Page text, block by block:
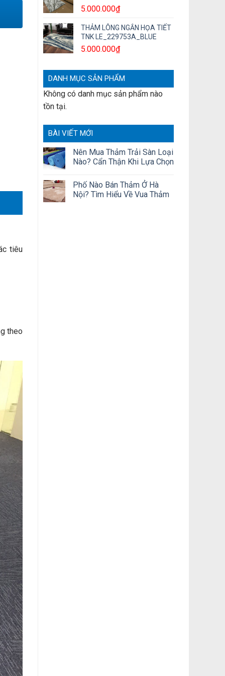
5.000.000₫
THẢM LÔNG NGẮN HỌA TIẾT
TNK LE_229753A_BLUE
5.000.000₫
DANH MỤC SẢN PHẨM
Không có danh mục sản phẩm nào
tồn tại.
BÀI VIẾT MỚI
Nên Mua Thảm Trải Sàn Loại
Nào? Cẩn Thận Khi Lựa Chọn
Phố Nào Bán Thảm Ở Hà
Nội? Tìm Hiểu Về Vua Thảm
tiêu
theo